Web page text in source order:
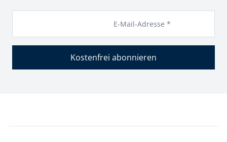
E-Mail-Adresse *
Kostenfrei abonnieren